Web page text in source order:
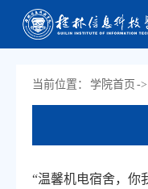
当前位置： 学院首页 ->